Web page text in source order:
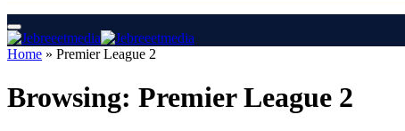
Home » Premier League 2
Browsing: Premier League 2